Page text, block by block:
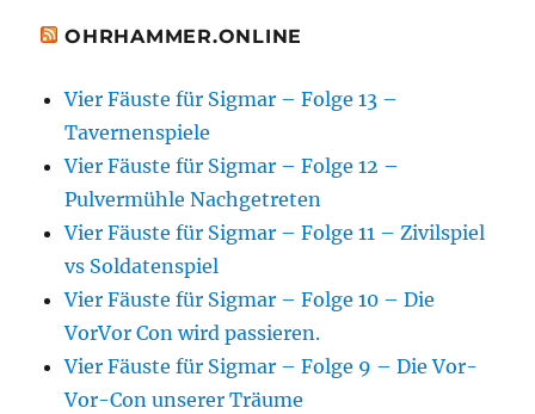
OHRHAMMER.ONLINE
Vier Fäuste für Sigmar – Folge 13 –
Tavernenspiele
Vier Fäuste für Sigmar – Folge 12 –
Pulvermühle Nachgetreten
Vier Fäuste für Sigmar – Folge 11 – Zivilspiel
vs Soldatenspiel
Vier Fäuste für Sigmar – Folge 10 – Die
VorVor Con wird passieren.
Vier Fäuste für Sigmar – Folge 9 – Die Vor-
Vor-Con unserer Träume